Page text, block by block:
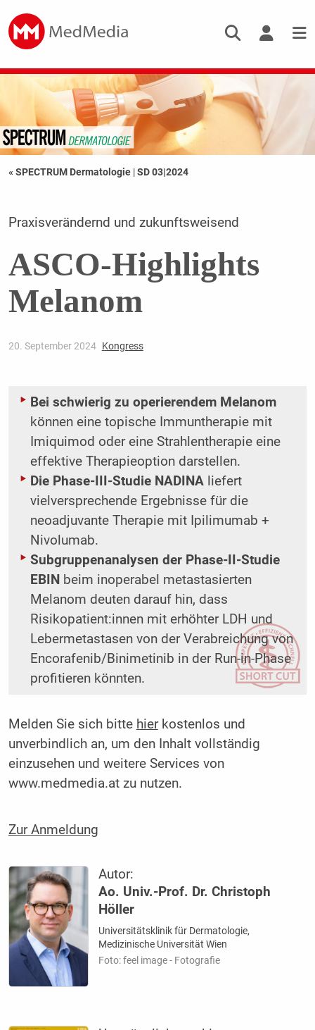
« SPECTRUM Dermatologie |SD 03|2024
Praxisverändernd und zukunftsweisend
ASCO-Highlights
Melanom
20. September 2024 Kongress
Bei schwierig zu operierendem Melanom
können eine topische Immuntherapie mit
Imiquimod oder eine Strahlentherapie eine
effektive Therapieoption darstellen.
Die Phase-III-Studie NADINA liefert
vielversprechende Ergebnisse für die
neoadjuvante Therapie mit Ipilimumab +
Nivolumab.
Subgruppenanalysen der Phase-II-Studie
EBIN beim inoperabel metastasierten
Melanom deuten darauf hin, dass
Risikopatient:innen mit erhöhter LDH und
Lebermetastasen von der Verabreichung von
Encorafenib/Binimetinib in der Run-in-Phase
profitieren könnten.
Melden Sie sich bitte hierkostenlos und
unverbindlich an, um den Inhalt vollständig
einzusehen und weitere Services von
www.medmedia.at zu nutzen.
Zur Anmeldung
Autor:
Ao. Univ.-Prof. Dr. Christoph
Höller
Universitätsklinik für Dermatologie,
Medizinische Universität Wien
Foto: feel image - Fotografie